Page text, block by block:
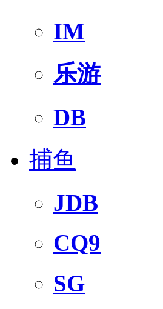
IM
乐游
DB
捕鱼
JDB
CQ9
SG